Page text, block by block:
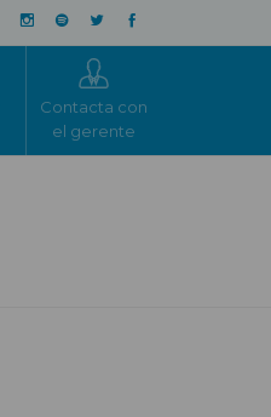
Contacta con
el gerente